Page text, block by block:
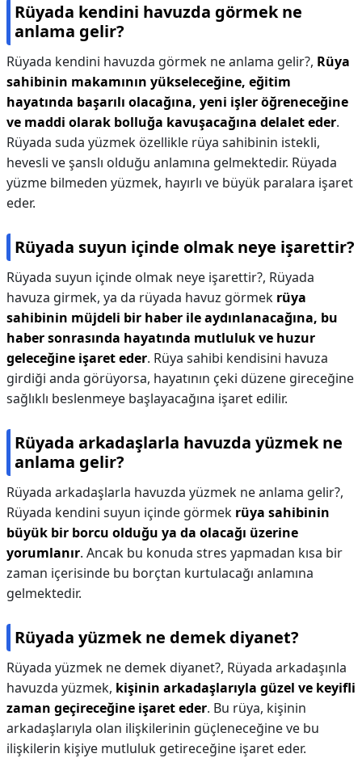
Rüyada kendini havuzda görmek ne
anlama gelir?
Rüyada kendini havuzda görmek ne anlama gelir?, Rüya
sahibinin makamının yükseleceğine, eğitim
hayatında başarılı olacağına, yeni işler öğreneceğine
ve maddi olarak bolluğa kavuşacağına delalet eder.
Rüyada suda yüzmek özellikle rüya sahibinin istekli,
hevesli ve şanslı olduğu anlamına gelmektedir. Rüyada
yüzme bilmeden yüzmek, hayırlı ve büyük paralara işaret
eder.
Rüyada suyun içinde olmak neye işarettir?
Rüyada suyun içinde olmak neye işarettir?, Rüyada
havuza girmek, ya da rüyada havuz görmek rüya
sahibinin müjdeli bir haber ile aydınlanacağına, bu
haber sonrasında hayatında mutluluk ve huzur
geleceğine işaret eder. Rüya sahibi kendisini havuza
girdiği anda görüyorsa, hayatının çeki düzene gireceğine
sağlıklı beslenmeye başlayacağına işaret edilir.
Rüyada arkadaşlarla havuzda yüzmek ne
anlama gelir?
Rüyada arkadaşlarla havuzda yüzmek ne anlama gelir?,
Rüyada kendini suyun içinde görmek rüya sahibinin
büyük bir borcu olduğu ya da olacağı üzerine
yorumlanır. Ancak bu konuda stres yapmadan kısa bir
zaman içerisinde bu borçtan kurtulacağı anlamına
gelmektedir.
Rüyada yüzmek ne demek diyanet?
Rüyada yüzmek ne demek diyanet?, Rüyada arkadaşınla
havuzda yüzmek, kişinin arkadaşlarıyla güzel ve keyifli
zaman geçireceğine işaret eder. Bu rüya, kişinin
arkadaşlarıyla olan ilişkilerinin güçleneceğine ve bu
ilişkilerin kişiye mutluluk getireceğine işaret eder.